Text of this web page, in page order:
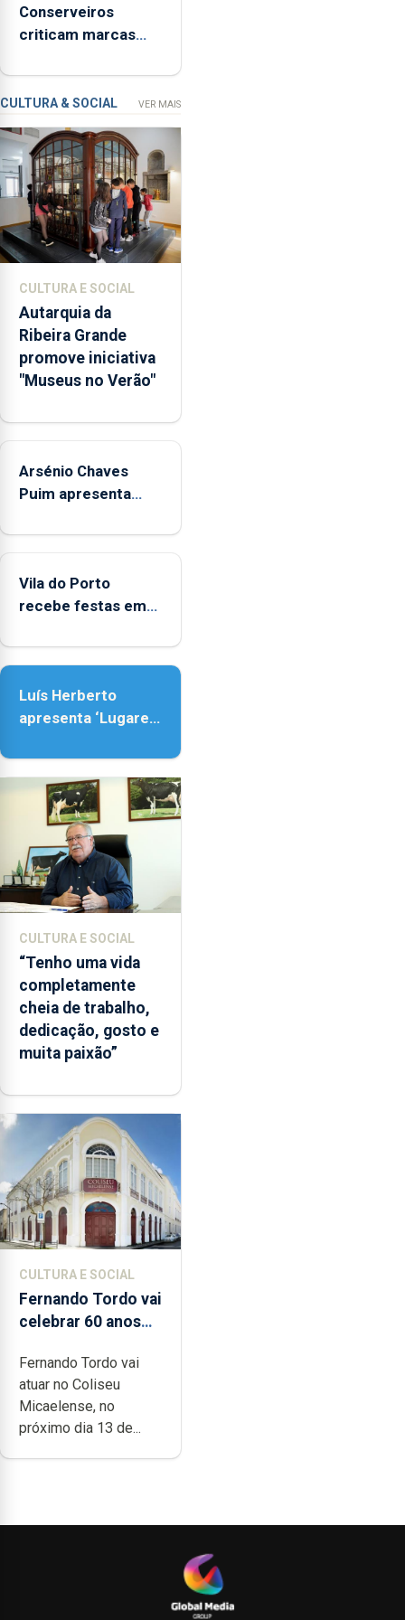
de
Ser”
a
prevenção
primária
da
violência
doméstica,
através
da
promoção
competências
pessoais,
emocionais
e
sociais
das
Conserveiros
criticam marcas
Marca Açores
CULTURA & SOCIAL VER MAIS
CULTURA E SOCIAL
Autarquia da
Ribeira Grande
promove iniciativa
"Museus no Verão"
Arsénio Chaves
Puim apresenta
de Vila do Porto
Vila do Porto
recebe festas em
Senhora da
Luís Herberto
apresenta ‘Lugares
CULTURA E SOCIAL
“Tenho uma vida
completamente
cheia de trabalho,
dedicação, gosto e
muita paixão”
CULTURA E SOCIAL
Fernando Tordo vai
celebrar 60 anos
Coliseu
Micaelense
Fernando Tordo vai
atuar no Coliseu
Micaelense, no
próximo dia 13 de...